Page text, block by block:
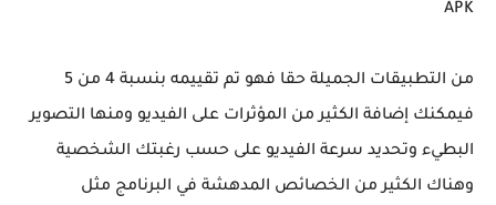
APK
من التطبيقات الجميلة حقا فهو تم تقييمه بنسبة 4 من 5
فيمكنك إضافة الكثير من المؤثرات على الفيديو ومنها التصوير
البطيء وتحديد سرعة الفيديو على حسب رغبتك الشخصية
وهناك الكثير من الخصائص المدهشة في البرنامج مثل